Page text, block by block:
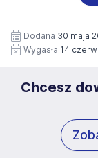
siedziby
https://
wizerunku), na
12 miesięcy.
czasie
Dodana 30 maja
Wygasła 14
Chcesz